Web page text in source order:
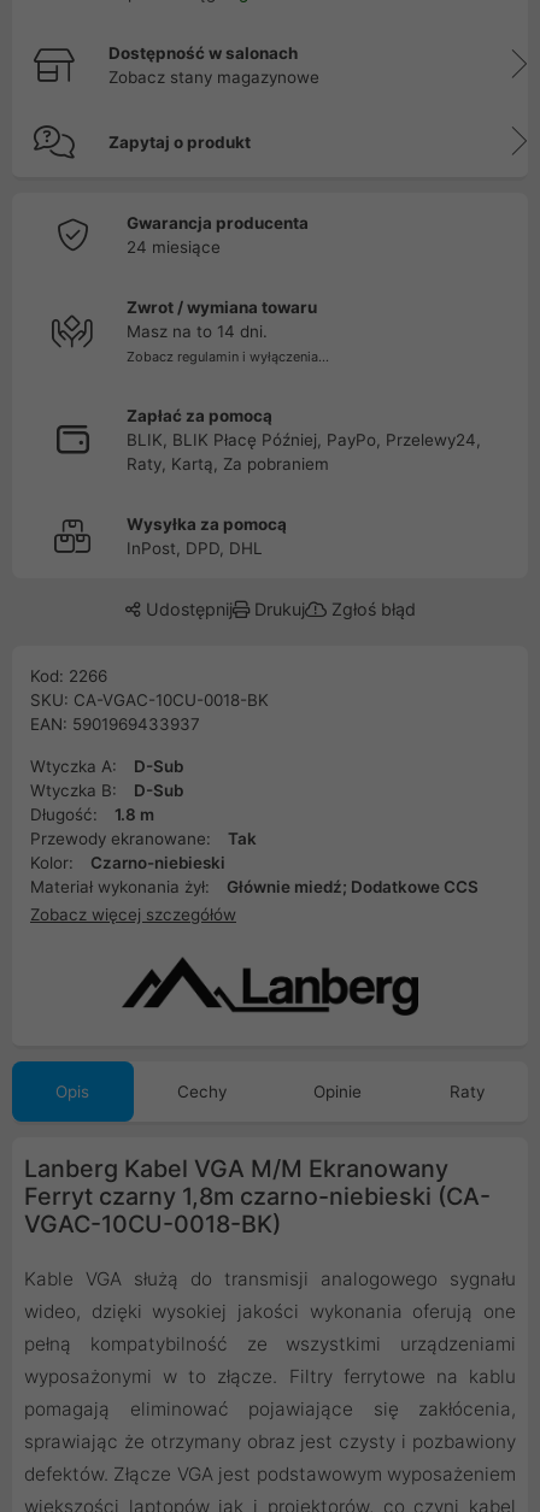
Dostępność w salonach
Zobacz stany magazynowe
Zapytaj o produkt
Gwarancja producenta
24 miesiące
Zwrot / wymiana towaru
Masz na to 14 dni.
Zobacz regulamin i wyłączenia...
Zapłać za pomocą
BLIK, BLIK Płacę Później, PayPo, Przelewy24,
Raty, Kartą, Za pobraniem
Wysyłka za pomocą
InPost, DPD, DHL
Udostępnij Drukuj Zgłoś błąd
Kod: 2266
SKU: CA-VGAC-10CU-0018-BK
EAN: 5901969433937
Wtyczka A:
D-Sub
Wtyczka B:
D-Sub
Długość:
1.8 m
Przewody ekranowane:
Tak
Kolor:
Czarno-niebieski
Materiał wykonania żył:
Głównie miedź; Dodatkowe CCS
Zobacz więcej szczegółów
Opis Cechy Opinie Raty
Lanberg Kabel VGA M/M Ekranowany
Ferryt czarny 1,8m czarno-niebieski (CA-
VGAC-10CU-0018-BK)
Kable VGA służą do transmisji analogowego sygnału
wideo, dzięki wysokiej jakości wykonania oferują one
pełną kompatybilność ze wszystkimi urządzeniami
wyposażonymi w to złącze. Filtry ferrytowe na kablu
pomagają eliminować pojawiające się zakłócenia,
sprawiając że otrzymany obraz jest czysty i pozbawiony
defektów. Złącze VGA jest podstawowym wyposażeniem
większości laptopów jak i projektorów, co czyni kabel